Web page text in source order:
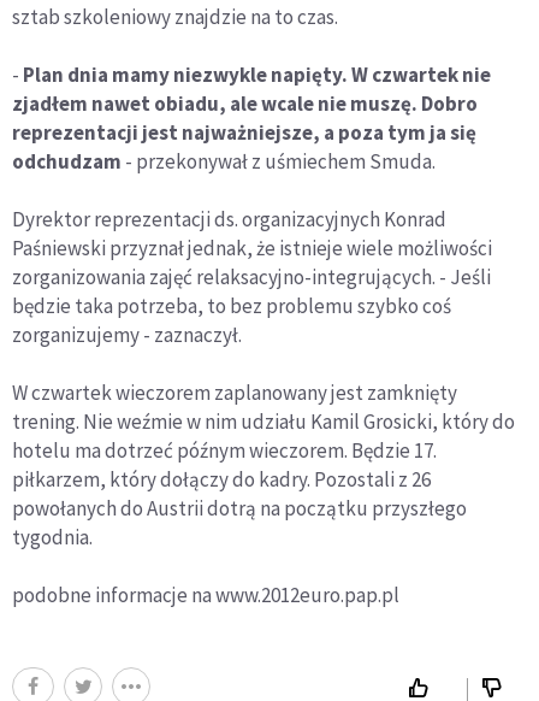
sztab szkoleniowy znajdzie na to czas.
- Plan dnia mamy niezwykle napięty. W czwartek nie
zjadłem nawet obiadu, ale wcale nie muszę. Dobro
reprezentacji jest najważniejsze, a poza tym ja się
odchudzam - przekonywał z uśmiechem Smuda.
Dyrektor reprezentacji ds. organizacyjnych Konrad
Paśniewski przyznał jednak, że istnieje wiele możliwości
zorganizowania zajęć relaksacyjno-integrujących. - Jeśli
będzie taka potrzeba, to bez problemu szybko coś
zorganizujemy - zaznaczył.
W czwartek wieczorem zaplanowany jest zamknięty
trening. Nie weźmie w nim udziału Kamil Grosicki, który do
hotelu ma dotrzeć późnym wieczorem. Będzie 17.
piłkarzem, który dołączy do kadry. Pozostali z 26
powołanych do Austrii dotrą na początku przyszłego
tygodnia.
podobne informacje na www.2012euro.pap.pl